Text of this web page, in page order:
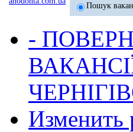
Пошук
-
Изменить